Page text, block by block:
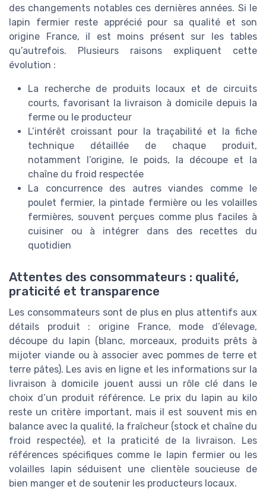
des changements notables ces dernières années. Si le
lapin fermier reste apprécié pour sa qualité et son
origine France, il est moins présent sur les tables
qu’autrefois. Plusieurs raisons expliquent cette
évolution :
La recherche de produits locaux et de circuits
courts, favorisant la livraison à domicile depuis la
ferme ou le producteur
L’intérêt croissant pour la traçabilité et la fiche
technique détaillée de chaque produit,
notamment l’origine, le poids, la découpe et la
chaîne du froid respectée
La concurrence des autres viandes comme le
poulet fermier, la pintade fermière ou les volailles
fermières, souvent perçues comme plus faciles à
cuisiner ou à intégrer dans des recettes du
quotidien
Attentes des consommateurs : qualité,
praticité et transparence
Les consommateurs sont de plus en plus attentifs aux
détails produit : origine France, mode d’élevage,
découpe du lapin (blanc, morceaux, produits prêts à
mijoter viande ou à associer avec pommes de terre et
terre pâtes). Les avis en ligne et les informations sur la
livraison à domicile jouent aussi un rôle clé dans le
choix d’un produit référence. Le prix du lapin au kilo
reste un critère important, mais il est souvent mis en
balance avec la qualité, la fraîcheur (stock et chaîne du
froid respectée), et la praticité de la livraison. Les
références spécifiques comme le lapin fermier ou les
volailles lapin séduisent une clientèle soucieuse de
bien manger et de soutenir les producteurs locaux.